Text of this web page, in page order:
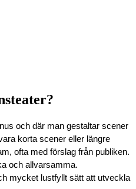
och där man gestaltar scener
korta scener eller längre
ofta med förslag från publiken.
och allvarsamma.
mycket lustfyllt sätt att utveckla